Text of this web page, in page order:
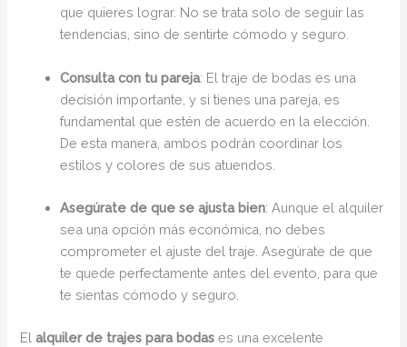
que quieres lograr. No se trata solo de seguir las
tendencias, sino de sentirte cómodo y seguro.
Consulta con tu pareja: El traje de bodas es una
decisión importante, y si tienes una pareja, es
fundamental que estén de acuerdo en la elección.
De esta manera, ambos podrán coordinar los
estilos y colores de sus atuendos.
Asegúrate de que se ajusta bien: Aunque el alquiler
sea una opción más económica, no debes
comprometer el ajuste del traje. Asegúrate de que
te quede perfectamente antes del evento, para que
te sientas cómodo y seguro.
Elalquiler de trajes para bodas es una excelente